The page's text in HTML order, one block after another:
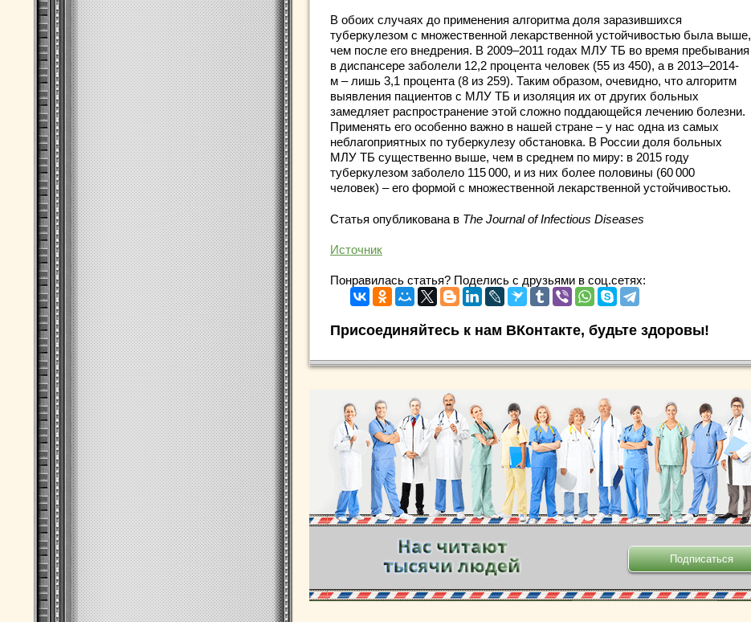
В обоих случаях до применения алгоритма доля заразившихся
туберкулезом с множественной лекарственной устойчивостью была выше,
чем после его внедрения. В 2009–2011 годах МЛУ ТБ во время пребывания
в диспансере заболели 12,2 процента человек (55 из 450), а в 2013–2014-
м – лишь 3,1 процента (8 из 259). Таким образом, очевидно, что алгоритм
выявления пациентов с МЛУ ТБ и изоляция их от других больных
замедляет распространение этой сложно поддающейся лечению болезни.
Применять его особенно важно в нашей стране – у нас одна из самых
неблагоприятных по туберкулезу обстановка. В России доля больных
МЛУ ТБ существенно выше, чем в среднем по миру: в 2015 году
туберкулезом заболело 115 000, и из них более половины (60 000
человек) – его формой с множественной лекарственной устойчивостью.
Cтатья опубликована в The Journal of Infectious Diseases
Источник
Понравилась статья? Поделись с друзьями в соц.сетях:
Присоединяйтесь к нам ВКонтакте, будьте здоровы!
.